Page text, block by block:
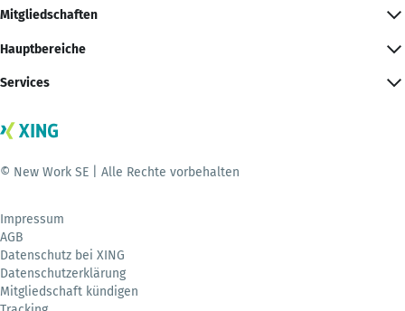
Mitgliedschaften
Hauptbereiche
Services
© New Work SE | Alle Rechte vorbehalten
Impressum
AGB
Datenschutz bei XING
Datenschutzerklärung
Mitgliedschaft kündigen